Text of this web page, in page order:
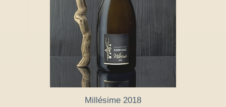
Millésime 2018